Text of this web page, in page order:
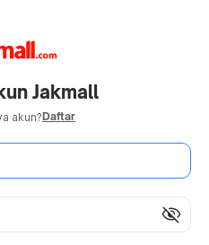
Jakmall
akun?Daftar
visibility_off